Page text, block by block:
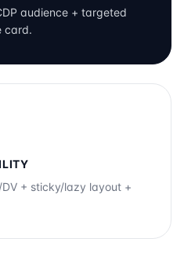
audience + targeted
card.
+ sticky/lazy layout +